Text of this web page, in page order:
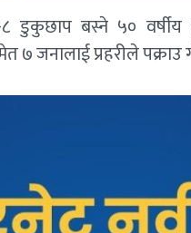
डुकुछाप बस्ने ५०
जनालाई प्रहरीले पक्राउ